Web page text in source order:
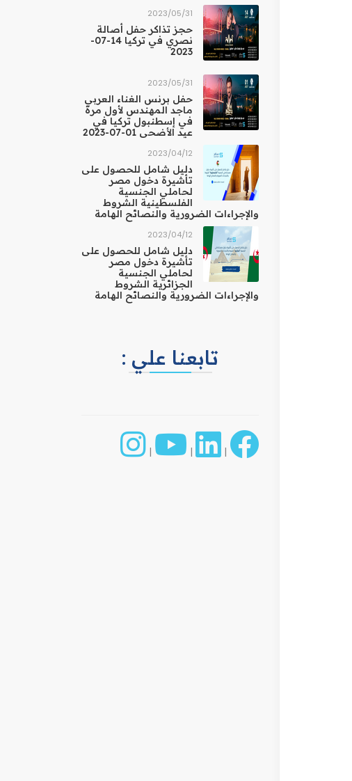
31‏/05‏/2023
حجز تذاكر حفل أصالة
نصري في تركيا 14-07-
2023
31‏/05‏/2023
حفل برنس الغناء العربي
ماجد المهندس لأول مرة
في إسطنبول تركيا في
عيد الأضحى 01-07-2023
12‏/04‏/2023
دليل شامل للحصول على
تأشيرة دخول مصر
لحاملي الجنسية
الفلسطينية الشروط
والإجراءات الضرورية والنصائح الهامة
12‏/04‏/2023
دليل شامل للحصول على
تأشيرة دخول مصر
لحاملي الجنسية
الجزائرية الشروط
والإجراءات الضرورية والنصائح الهامة
تابعنا علي :
|
|
|